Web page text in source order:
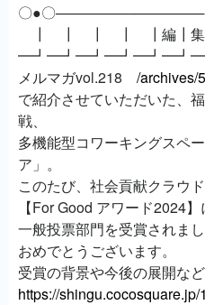
〇●〇───────────────
┃ ┃ ┃ ┃ ┃編┃
メルマガvol.218 /archives/
で紹介させていただいた、
戦、
多機能型コワーキングスペ
ア」。
このたび、社会貢献クラウ
【For Good アワード2024】
一般投票部門を受賞されまし
おめでとうございます。
受賞の背景や今後の展開な
https://shingu.cocosquare.jp/